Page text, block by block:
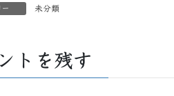
ー 未分類
トを残す